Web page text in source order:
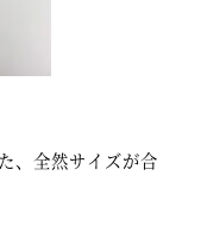
、全然サイズが合